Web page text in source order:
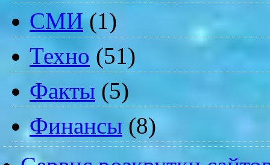
СМИ(1)
Техно (51)
Факты (5)
Финансы (8)